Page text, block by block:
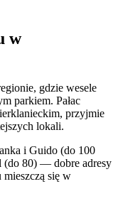
w
gdzie wesele
parkiem. Pałac
przyjmie
lokali.
i Guido (do 100
(do 80) — dobre adresy
się w